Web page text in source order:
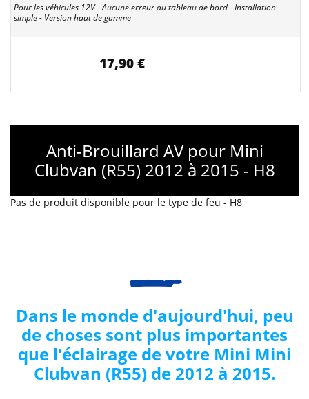
Pour les véhicules 12V - Aucune erreur au tableau de bord - Installation
simple - Version haut de gamme
17,90 €
Anti-Brouillard AV pour Mini
Clubvan (R55) 2012 à 2015 - H8
Pas de produit disponible pour le type de feu - H8
Dans le monde d'aujourd'hui, peu
de choses sont plus importantes
que l'éclairage de votre Mini Mini
Clubvan (R55) de 2012 à 2015.